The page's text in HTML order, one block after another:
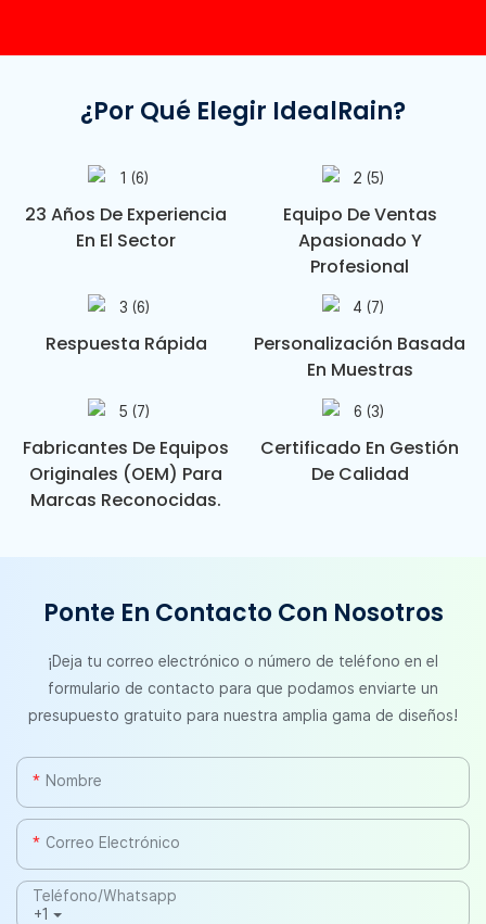
¿Por Qué Elegir IdealRain?
23 Años De Experiencia
En El Sector
Equipo De Ventas
Apasionado Y
Profesional
Respuesta Rápida
Personalización Basada
En Muestras
Fabricantes De Equipos
Originales (OEM) Para
Marcas Reconocidas.
Certificado En Gestión
De Calidad
Ponte En Contacto Con Nosotros
¡Deja tu correo electrónico o número de teléfono en el
formulario de contacto para que podamos enviarte un
presupuesto gratuito para nuestra amplia gama de diseños!
Nombre
Correo Electrónico
+1
Teléfono/whatsapp